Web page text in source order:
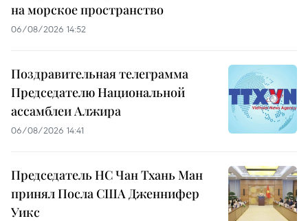
на морское пространство
06/08/2026 14:52
Поздравительная телеграмма
Председателю Национальной
ассамблеи Алжира
06/08/2026 14:41
Председатель НС Чан Тхань Ман
принял Посла США Дженнифер
Уикс